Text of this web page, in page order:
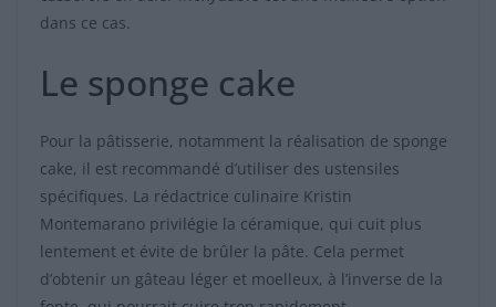
dans ce cas.
Le sponge cake
Pour la pâtisserie, notamment la réalisation de sponge
cake, il est recommandé d’utiliser des ustensiles
spécifiques. La rédactrice culinaire Kristin
Montemarano privilégie la céramique, qui cuit plus
lentement et évite de brûler la pâte. Cela permet
d’obtenir un gâteau léger et moelleux, à l’inverse de la